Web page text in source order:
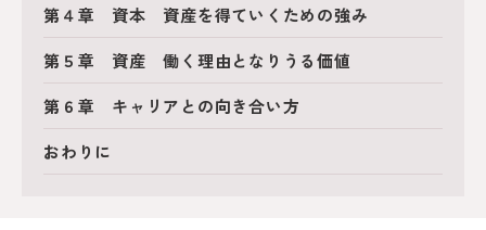
第４章 資本 資産を得ていくための強み
第５章 資産 働く理由となりうる価値
第６章 キャリアとの向き合い方
おわりに